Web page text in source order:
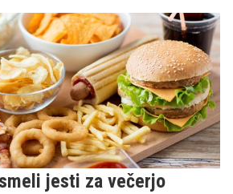
potegne ročna," je samo ena v
jesti za večerjo